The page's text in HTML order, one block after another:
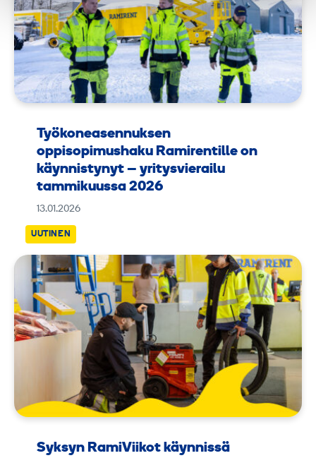
Työkoneasennuksen
oppisopimushaku Ramirentille on
käynnistynyt – yritysvierailu
tammikuussa 2026
13.01.2026
Syksyn RamiViikot käynnissä
UUTINEN